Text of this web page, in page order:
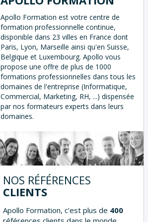
Apollo Formation est votre centre de
formation professionnelle continue,
disponible dans 23 villes en France dont
Paris, Lyon, Marseille ainsi qu'en Suisse,
Belgique et Luxembourg. Apollo vous
propose une offre de plus de 1000
formations professionnelles dans tous les
domaines de l'entreprise (Informatique,
Commercial, Marketing, RH, ...) dispensée
par nos formateurs experts dans leurs
domaines.
NOS RÉFÉRENCES
CLIENTS
Apollo Formation, c’est plus de 400